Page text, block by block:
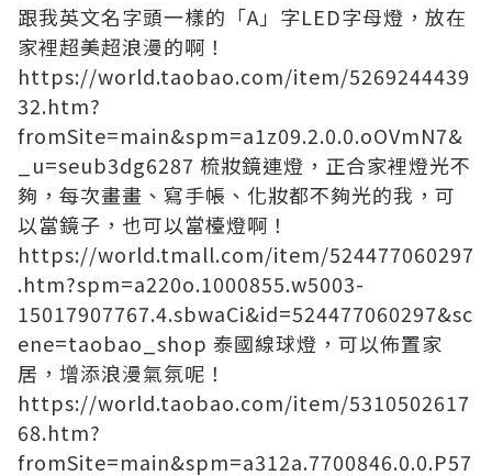
跟我英文名字頭一樣的「A」字LED字母燈，放在
家裡超美超浪漫的啊！
https://world.taobao.com/item/5269244439
32.htm?
fromSite=main&spm=a1z09.2.0.0.oOVmN7&
_u=seub3dg6287 梳妝鏡連燈，正合家裡燈光不
夠，每次畫畫、寫手帳、化妝都不夠光的我，可
以當鏡子，也可以當檯燈啊！
https://world.tmall.com/item/524477060297
.htm?spm=a220o.1000855.w5003-
15017907767.4.sbwaCi&id=524477060297&sc
ene=taobao_shop 泰國線球燈，可以佈置家
居，增添浪漫氣氛呢！
https://world.taobao.com/item/5310502617
68.htm?
fromSite=main&spm=a312a.7700846.0.0.P57